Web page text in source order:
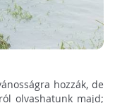
hozzák, de
olvashatunk majd;